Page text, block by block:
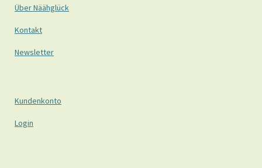
Über Näähglück
Kontakt
Newsletter
Kundenkonto
Login